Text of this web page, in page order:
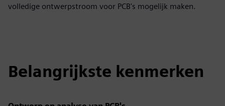
volledige ontwerpstroom voor PCB's mogelijk maken.
Belangrijkste kenmerken